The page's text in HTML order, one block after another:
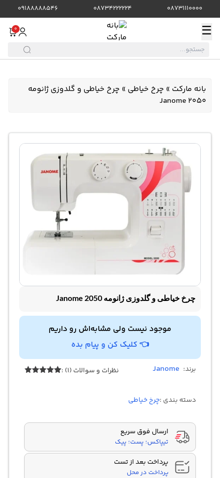
08731110000
08734222224
09188888546
☰
0
بانه مارکت » چرخ خیاطی » چرخ خیاطی و گلدوزی ژانومه
2050 Janome
چرخ خیاطی و گلدوزی ژانومه 2050 Janome
موجود نیست ولی مشابه‌اش رو داریم
👈 کلیک کن و پیام بده
برند: Janome نظرات و سوالات (1) :
دسته بندی :چرخ خیاطی
ارسال فوق سریع
تیپاکس؛ پست؛ پیک
پرداخت بعد از تست
پرداخت در محل